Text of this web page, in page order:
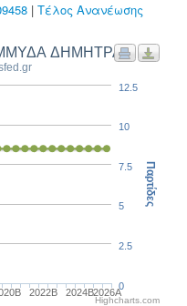
| Τέλος Ανανέωσης
ΔΗΜΗΤΡΑ
2022B 2024B2026A
0
2.5
5
7.5
10
12.5
Παρτίδες
Highcharts.com